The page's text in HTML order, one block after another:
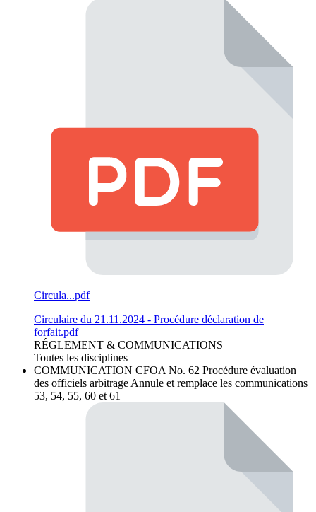
Circula...pdf
Circulaire du 21.11.2024 - Procédure déclaration de
forfait.pdf
RÉGLEMENT & COMMUNICATIONS
Toutes les disciplines
COMMUNICATION CFOA No. 62 Procédure évaluation
des officiels arbitrage Annule et remplace les communications
53, 54, 55, 60 et 61